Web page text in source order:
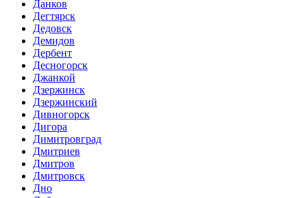
Данков
Дегтярск
Дедовск
Демидов
Дербент
Десногорск
Джанкой
Дзержинск
Дзержинский
Дивногорск
Дигора
Димитровград
Дмитриев
Дмитров
Дмитровск
Дно